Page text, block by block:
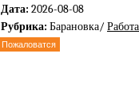
Дата: 2026-08-08
Рубрика: Барановка/
Пожаловатся